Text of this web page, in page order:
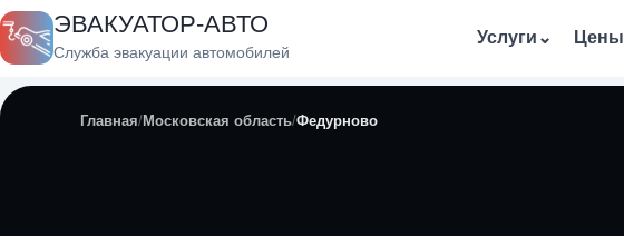
ЭВАКУАТОР-АВТО
Служба эвакуации автомобилей
Услуги ⌄ Цены
Главная Московская область Федурново